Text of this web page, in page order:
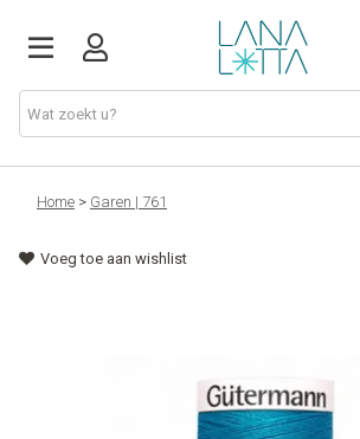
Stoffen
Fournituren
Home > Garen | 761
Voeg toe aan wishlist